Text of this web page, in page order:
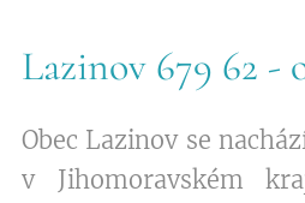
Lazinov 679 62 -
Obec Lazinov se
v Jihomoravském